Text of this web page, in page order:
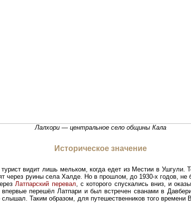
Лалхори — центральное село общины Кала
Историческое значение
видит лишь мельком, когда едет из Местии в Ушгули.
через руины села Халде. Но в прошлом, до 1930-х годов, не
Латпарский перевал, с которого спускались вниз, и
впервые перешёл Латпари и был встречен сванами в
слышал. Таким образом, для путешественников того времени